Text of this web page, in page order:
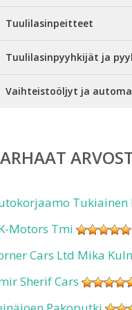
Tuulilasinpeitteet
Tuulilasinpyyhkijät ja
Vaihteistoöljyt ja
Tukiainen
Motors Tmi
Cars Ltd Mika
Sherif Cars